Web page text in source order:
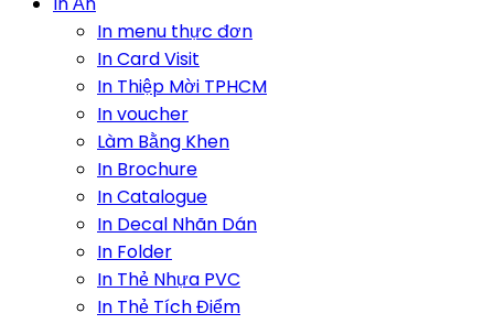
In menu thực đơn
In Card Visit
In Thiệp Mời TPHCM
In voucher
Làm Bằng Khen
In Brochure
In Catalogue
In Decal Nhãn Dán
In Folder
In Thẻ Nhựa PVC
In Thẻ Tích Điểm